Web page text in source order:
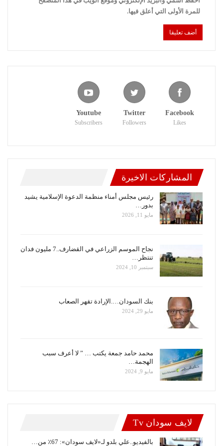
للمرة الأولى التي أعلق فيها.
Facebook
Likes
Twitter
Followers
Youtube
Subscribers
المشاركات الاخيرة
رئيس مجلس أمناء منظمة الدعوة الإسلامية يشيد
بدور…
مايو 11, 2026
نجاح الموسم الزراعي في القضارف..7 مليون فدان
تنتظر…
سبتمبر 10, 2024
بنك السودان….الإرادة تقهر الصعاب
مايو 29, 2024
محمد حامد جمعة يكتب … ” لا أعرف سبب
الهجمة…
مايو 9, 2024
لايف سودان Tv
بالفيديو..علي بلدو لـ«لايف سودان»: 67٪ من…